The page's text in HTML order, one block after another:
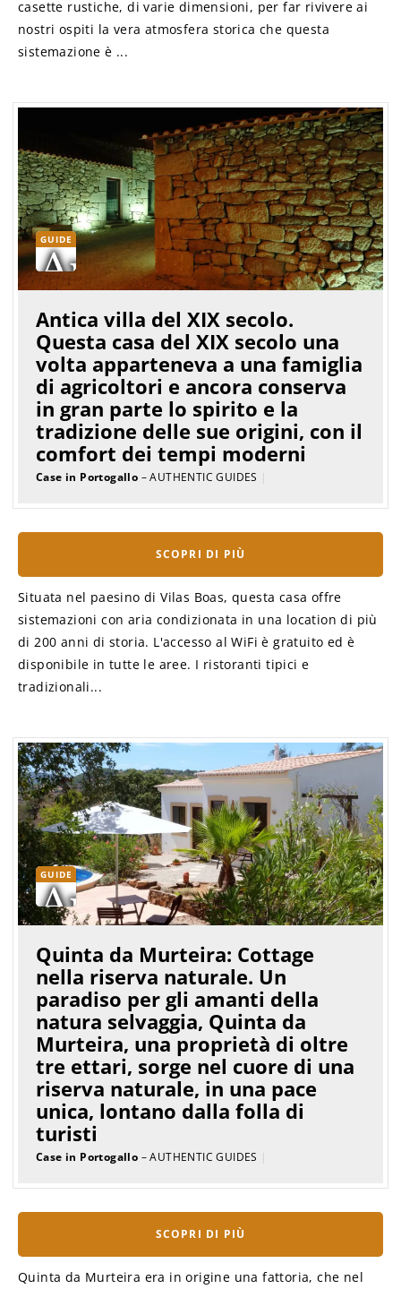
casette rustiche, di varie dimensioni, per far rivivere ai
nostri ospiti la vera atmosfera storica che questa
sistemazione è ...
GUIDE
Antica villa del XIX secolo.
Questa casa del XIX secolo una
volta apparteneva a una famiglia
di agricoltori e ancora conserva
in gran parte lo spirito e la
tradizione delle sue origini, con il
comfort dei tempi moderni
Case in Portogallo – AUTHENTIC GUIDES |
SCOPRI DI PIÙ
Situata nel paesino di Vilas Boas, questa casa offre
sistemazioni con aria condizionata in una location di più
di 200 anni di storia. L'accesso al WiFi è gratuito ed è
disponibile in tutte le aree. I ristoranti tipici e
tradizionali...
GUIDE
Quinta da Murteira: Cottage
nella riserva naturale. Un
paradiso per gli amanti della
natura selvaggia, Quinta da
Murteira, una proprietà di oltre
tre ettari, sorge nel cuore di una
riserva naturale, in una pace
unica, lontano dalla folla di
turisti
Case in Portogallo – AUTHENTIC GUIDES |
SCOPRI DI PIÙ
Quinta da Murteira era in origine una fattoria, che nel